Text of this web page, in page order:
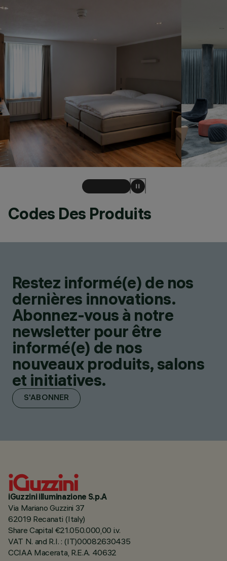
Codes Des Produits
Restez informé(e) de nos
dernières innovations.
Abonnez-vous à notre
newsletter pour être
informé(e) de nos
nouveaux produits, salons
et initiatives.
S'ABONNER
iGuzzini illuminazione S.p.A
Via Mariano Guzzini 37
62019 Recanati (Italy)
Share Capital €21.050.000,00 i.v.
VAT N. and R.I. : (IT)00082630435
CCIAA Macerata, R.E.A. 40632